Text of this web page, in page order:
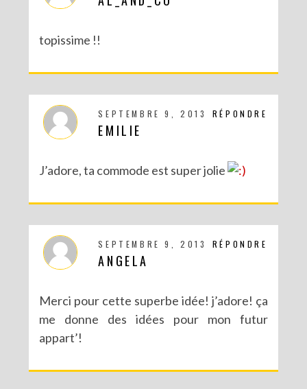
topissime !!
RÉPONDRE
SEPTEMBRE 9, 2013
EMILIE
J’adore, ta commode est super jolie
RÉPONDRE
SEPTEMBRE 9, 2013
ANGELA
Merci pour cette superbe idée! j’adore! ça
me donne des idées pour mon futur
appart’!